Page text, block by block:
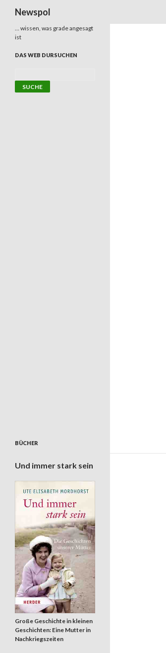
Newspol
… wissen, was grade angesagt
ist
DAS WEB DURSUCHEN
BÜCHER
Und immer stark sein
Große Geschichte in kleinen
Geschichten: Eine Mutter in
Nachkriegszeiten